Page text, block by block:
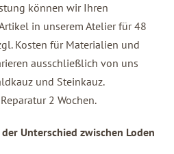
können wir Ihren
in unserem Atelier für 48
Kosten für Materialien und
ausschließlich von uns
und Steinkauz.
2 Wochen.
Unterschied zwischen Loden